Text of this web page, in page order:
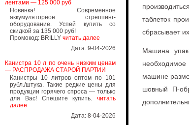
лентами — 125 000 руб
Новинка! Современное
аккумуляторное стреппинг-
оборудование. Успей купить со
скидкой за 135 000 руб!
Промокод: BRILLY читать далее
Дата: 9-04-2026
Канистра 10 л по очень низким ценам
— РАСПРОДАЖА СТАРОЙ ПАРТИИ
Канистры 10 литров оптом по 101
рубл./штука. Такие редкие цены для
продукции горячего спроса — только
для Вас! Спешите купить. читать
далее
Дата: 8-04-2026
таблеток
сбрасывает
Машина
необходимое
машине
шовный П-